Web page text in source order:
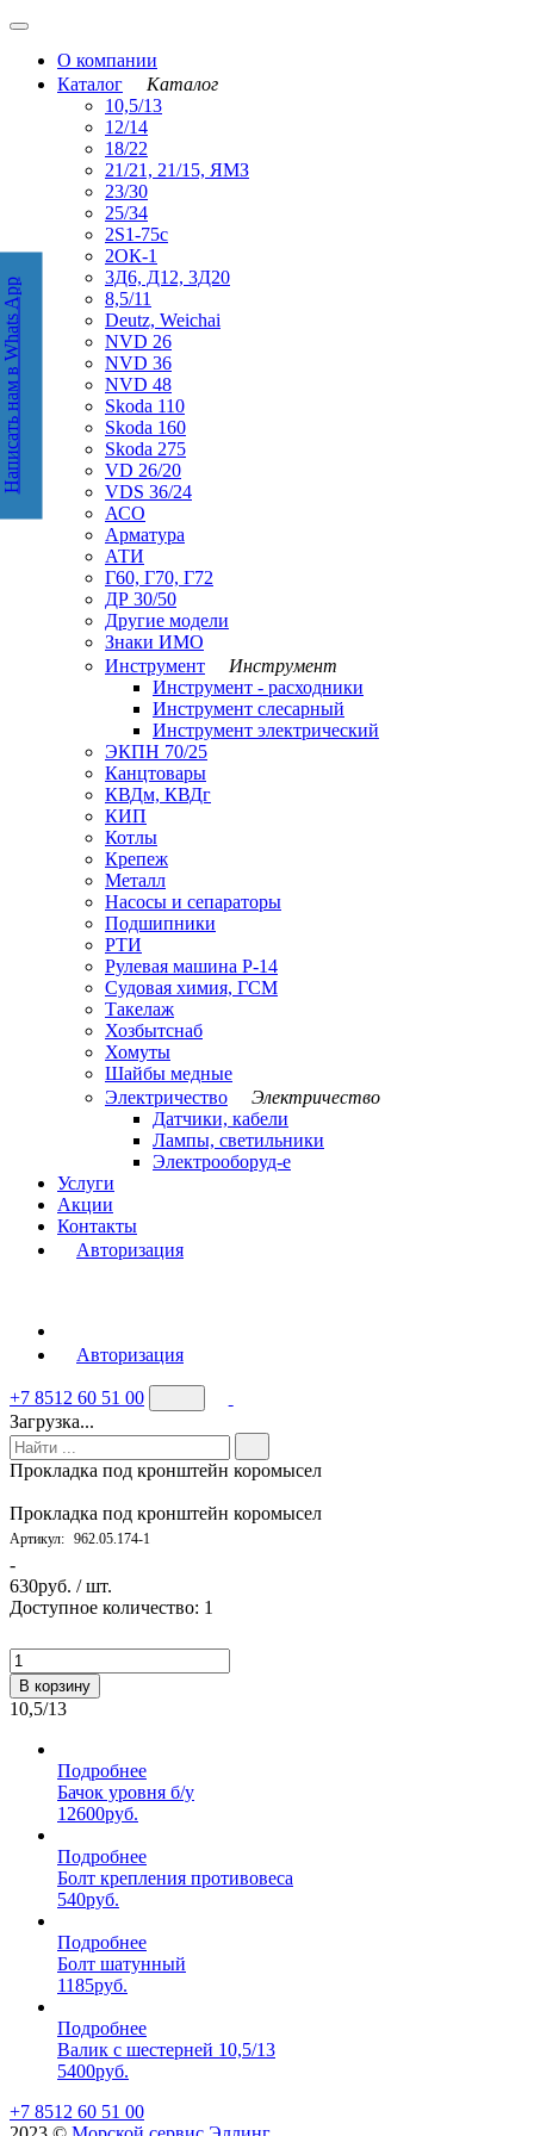
О компании
Каталог
Каталог
10,5/13
12/14
18/22
21/21, 21/15, ЯМЗ
23/30
25/34
2S1-75с
2ОК-1
3Д6, Д12, 3Д20
8,5/11
Deutz, Weichai
NVD 26
NVD 36
NVD 48
Skoda 110
Skoda 160
Skoda 275
VD 26/20
VDS 36/24
АСО
Арматура
АТИ
Г60, Г70, Г72
ДР 30/50
Другие модели
Знаки ИМО
Инструмент
Инструмент
Инструмент - расходники
Инструмент слесарный
Инструмент электрический
ЭКПН 70/25
Канцтовары
КВДм, КВДг
КИП
Котлы
Крепеж
Металл
Насосы и сепараторы
Подшипники
РТИ
Рулевая машина Р-14
Судовая химия, ГСМ
Такелаж
Хозбытснаб
Хомуты
Шайбы медные
Электричество
Электричество
Датчики, кабели
Лампы, светильники
Электрооборуд-е
Услуги
Акции
Контакты
Авторизация
Авторизация
+7 8512 60 51 00
Загрузка...
Прокладка под кронштейн коромысел
Прокладка под кронштейн коромысел
Артикул: 962.05.174-1
-
630руб. / шт.
Доступное количество: 1
В корзину
10,5/13
Подробнее
Бачок уровня б/у
12600руб.
Подробнее
Болт крепления противовеса
540руб.
Подробнее
Болт шатунный
1185руб.
Подробнее
Валик с шестерней 10,5/13
5400руб.
+7 8512 60 51 00
Написать нам в WhatsApp
Написать нам в Whats App